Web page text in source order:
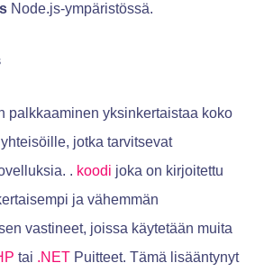
Node.js-ympäristössä.
palkkaaminen yksinkertaistaa koko
jotka tarvitsevat
. koodi joka on kirjoitettu
ja vähemmän
vastineet, joissa käytetään muita
tai .NET Puitteet. Tämä lisääntynyt